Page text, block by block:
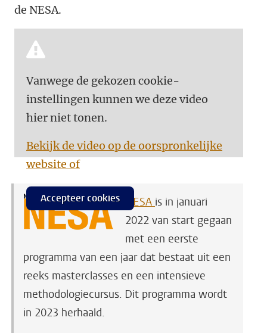
de NESA.
Vanwege de gekozen cookie-
instellingen kunnen we deze video
hier niet tonen.
Bekijk de video op de oorspronkelijke
website of
Accepteer cookies NESA is in januari
2022 van start gegaan
met een eerste
programma van een jaar dat bestaat uit een
reeks masterclasses en een intensieve
methodologiecursus. Dit programma wordt
in 2023 herhaald.